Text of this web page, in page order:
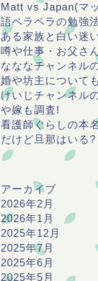
Matt vs Japan(マ
語ペラペラの勉強
ある家族と白い迷
噂や仕事・お父さ
なななチャンネル
婚や坊主について
けいじチャンネル
や嫁も調査!
看護師ぐらしの本
だけど旦那はいる?
アーカイブ
2026年2月
2026年1月
2025年12月
2025年7月
2025年6月
2025年5月